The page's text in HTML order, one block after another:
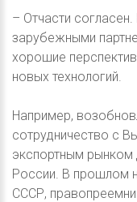
– Отчасти
зарубежными
хорошие
новых технологий.
Например,
сотрудничество с
экспортным рынком
России. В прошлом
СССР,